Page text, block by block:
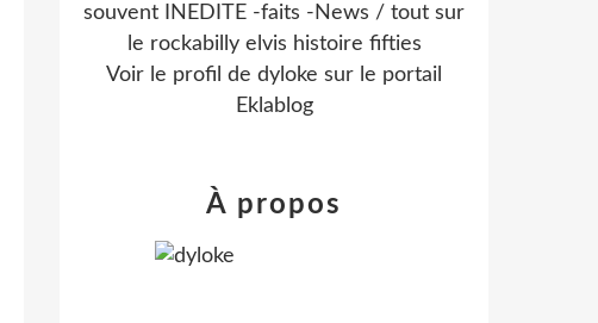
souvent INEDITE -faits -News / tout sur
le rockabilly elvis histoire fifties
Voir le profil de dyloke sur le portail
Eklablog
À propos